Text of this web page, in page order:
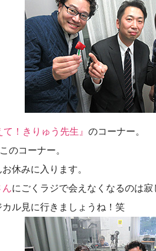
て！きりゅう先生』 のコーナー。
のコーナー。
休みに入ります。
んにごくラジで会えなくなるのは
ル見に行きましょうね！笑